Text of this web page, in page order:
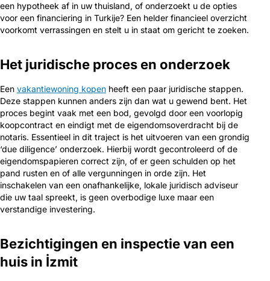
een hypotheek af in uw thuisland, of onderzoekt u de opties
voor een financiering in Turkije? Een helder financieel overzicht
voorkomt verrassingen en stelt u in staat om gericht te zoeken.
Het juridische proces en onderzoek
Een vakantiewoning kopen heeft een paar juridische stappen.
Deze stappen kunnen anders zijn dan wat u gewend bent. Het
proces begint vaak met een bod, gevolgd door een voorlopig
koopcontract en eindigt met de eigendomsoverdracht bij de
notaris. Essentieel in dit traject is het uitvoeren van een grondig
‘due diligence’ onderzoek. Hierbij wordt gecontroleerd of de
eigendomspapieren correct zijn, of er geen schulden op het
pand rusten en of alle vergunningen in orde zijn. Het
inschakelen van een onafhankelijke, lokale juridisch adviseur
die uw taal spreekt, is geen overbodige luxe maar een
verstandige investering.
Bezichtigingen en inspectie van een
huis in İzmit